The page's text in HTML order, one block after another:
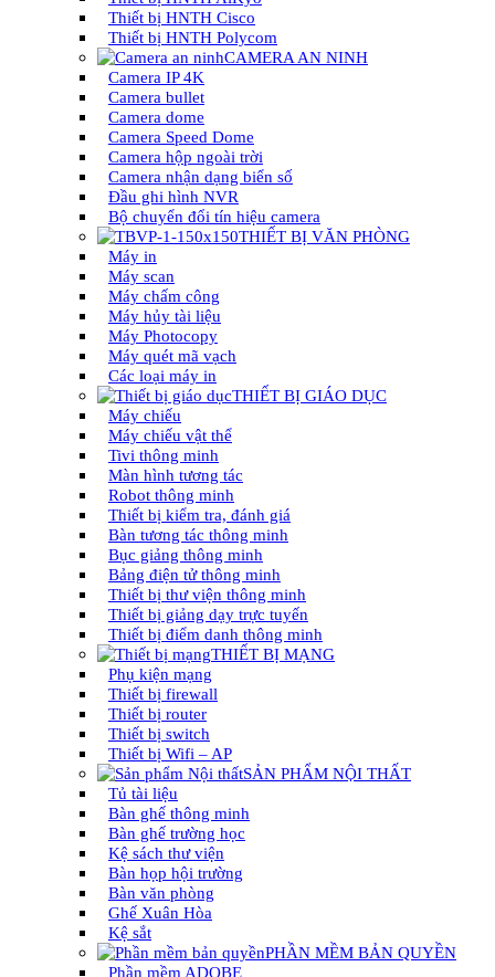
Thiết bị HNTH Cisco
Thiết bị HNTH Polycom
CAMERA AN NINH
Camera IP 4K
Camera bullet
Camera dome
Camera Speed Dome
Camera hộp ngoài trời
Camera nhận dạng biển số
Đầu ghi hình NVR
Bộ chuyển đổi tín hiệu camera
THIẾT BỊ VĂN PHÒNG
Máy in
Máy scan
Máy chấm công
Máy hủy tài liệu
Máy Photocopy
Máy quét mã vạch
Các loại máy in
THIẾT BỊ GIÁO DỤC
Máy chiếu
Máy chiếu vật thể
Tivi thông minh
Màn hình tương tác
Robot thông minh
Thiết bị kiểm tra, đánh giá
Bàn tương tác thông minh
Bục giảng thông minh
Bảng điện tử thông minh
Thiết bị thư viện thông minh
Thiết bị giảng dạy trực tuyến
Thiết bị điểm danh thông minh
THIẾT BỊ MẠNG
Phụ kiện mạng
Thiết bị firewall
Thiết bị router
Thiết bị switch
Thiết bị Wifi – AP
SẢN PHẨM NỘI THẤT
Tủ tài liệu
Bàn ghế thông minh
Bàn ghế trường học
Kệ sách thư viện
Bàn họp hội trường
Bàn văn phòng
Ghế Xuân Hòa
Kệ sắt
PHẦN MỀM BẢN QUYỀN
Phần mềm ADOBE